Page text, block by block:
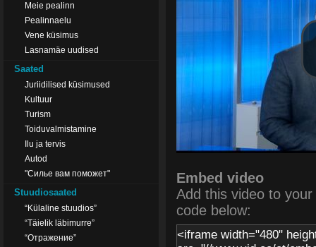
Meie pealinn
Pealinnaelu
Vene küsimus
Lasnamäe uudised
Saated
Juriidilised küsimused
Kultuur
Turism
Toiduvalmistamine
Ilu ja tervis
Autod
"Силье вам поможет"
Stuudiosaated
“Külaline stuudios”
“Täielik läbimurre”
“Отражение”
Embed video
Add this video to
code below: